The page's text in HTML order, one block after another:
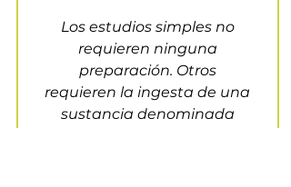
Los estudios simples no
requieren ninguna
preparación. Otros
requieren la ingesta de una
sustancia denominada